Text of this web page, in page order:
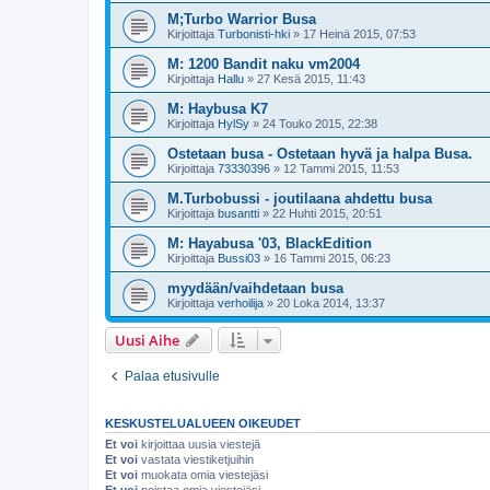
M;Turbo Warrior Busa
Kirjoittaja Turbonisti-hki » 17 Heinä 2015, 07:53
M: 1200 Bandit naku vm2004
Kirjoittaja Hallu » 27 Kesä 2015, 11:43
M: Haybusa K7
Kirjoittaja HylSy » 24 Touko 2015, 22:38
Ostetaan busa - Ostetaan hyvä ja halpa Busa.
Kirjoittaja 73330396 » 12 Tammi 2015, 11:53
M.Turbobussi - joutilaana ahdettu busa
Kirjoittaja busantti » 22 Huhti 2015, 20:51
M: Hayabusa '03, BlackEdition
Kirjoittaja Bussi03 » 16 Tammi 2015, 06:23
myydään/vaihdetaan busa
Kirjoittaja verhoilija » 20 Loka 2014, 13:37
Uusi Aihe
Palaa etusivulle
KESKUSTELUALUEEN OIKEUDET
Et voi kirjoittaa uusia viestejä
Et voi vastata viestiketjuihin
Et voi muokata omia viestejäsi